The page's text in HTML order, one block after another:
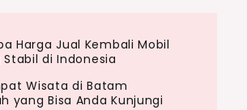
Harga Jual Kembali Mobil
di Indonesia
Wisata di Batam
yang Bisa Anda Kunjungi